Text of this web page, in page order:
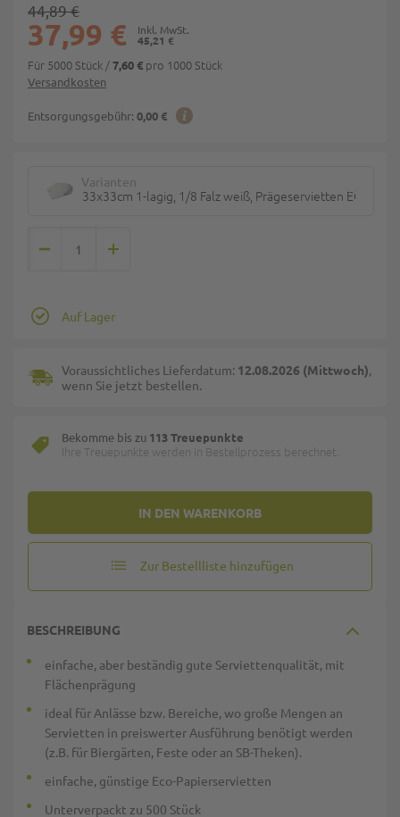
Versandkosten
Entsorgungsgebühr: 0,00 €
45,21 €
37,99 €
44,89 €
Für 5000 Stück /7,60 € pro 1000 Stück
Varianten
33x33cm 1-lagig, 1/8 Falz weiß, Prägeservietten ECO TOP
IN DEN WARENKORB
Auf Lager
Voraussichtliches Lieferdatum: 12.08.2026 (Mittwoch),
wenn Sie jetzt bestellen.
Bekomme bis zu 113 Treuepunkte
Ihre Treuepunkte werden in Bestellprozess berechnet.
Zur Bestellliste hinzufügen
BESCHREIBUNG
einfache, aber beständig gute Serviettenqualität, mit
Flächenprägung
ideal für Anlässe bzw. Bereiche, wo große Mengen an
Servietten in preiswerter Ausführung benötigt werden
(z.B. für Biergärten, Feste oder an SB-Theken).
einfache, günstige Eco-Papierservietten
Unterverpackt zu 500 Stück